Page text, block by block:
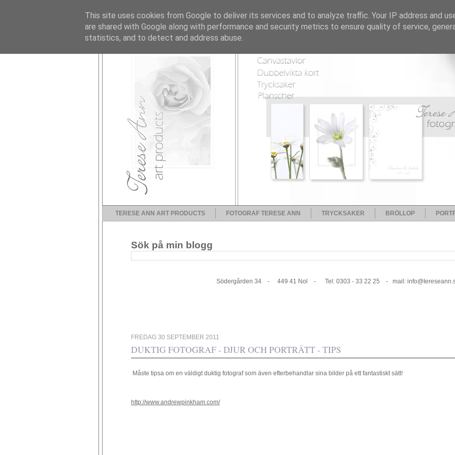
TERESE ANN ART PRODUCTS FOTOGRAF TERESE ANN TRYCKSAKER BRÖLLOP
Sök på min blogg
Södergården 34 - 449 41 Nol - Tel: 0303 - 33 22 25 - mail:
FREDAG 30 SEPTEMBER 2011
DUKTIG FOTOGRAF - DJUR OCH PORTRÄTT - TIPS
Måste tipsa om en väldigt duktig fotograf som även efterbehandlar sina bilder på ett fantastiskt sätt!
http://www.andrewpinkham.com/
This site uses cookies from Google to deliver its services and to analyze traffic. Your IP address and
are shared with Google along with performance and security metrics to ensure quality of service,
statistics, and to detect and address abuse.